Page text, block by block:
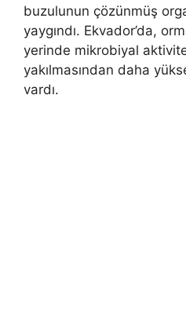
buzulunun çözünmüş
yaygındı. Ekvador’da,
yerinde mikrobiyal
yakılmasından daha
vardı.